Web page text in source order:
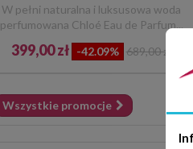
W pełni naturalna i luksusowa woda
perfumowana Chloé Eau de Parfum...
399,00 zł -42.09% 689,00 zł
Wszystkie promocje